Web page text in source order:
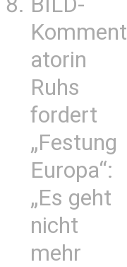
Komment
atorin
Ruhs
fordert
„Festung
Europa“:
„Es geht
nicht
mehr